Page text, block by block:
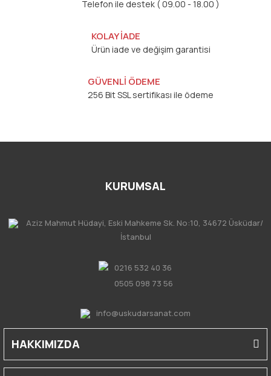
Telefon ile destek ( 09.00 - 18.00 )
KOLAY İADE
Ürün iade ve değişim garantisi
GÜVENLİ ÖDEME
256 Bit SSL sertifikası ile ödeme
KURUMSAL
Aziz Mahmut Hüdayi, Eski Mahkeme Sk. No:10, 34672 Üsküdar/
İstanbul
0216 532 40 36
0505 098 73 56
info@uskudarsanat.com
HAKKIMIZDA